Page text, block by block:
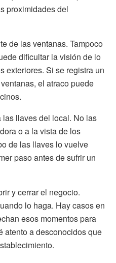
proximidades del
de las ventanas. Tampoco
dificultar la visión de lo
exteriores. Si se registra un
el atraco puede
las llaves del local. No las
o a la vista de los
de las llaves lo vuelve
paso antes de sufrir un
y cerrar el negocio.
lo haga. Hay casos en
esos momentos para
atento a desconocidos que